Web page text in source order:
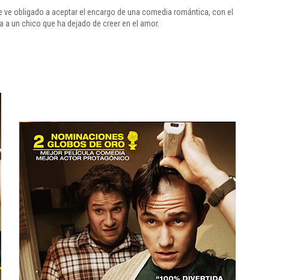
obligado a aceptar el encargo de una comedia romántica, con el
un chico que ha dejado de creer en el amor.